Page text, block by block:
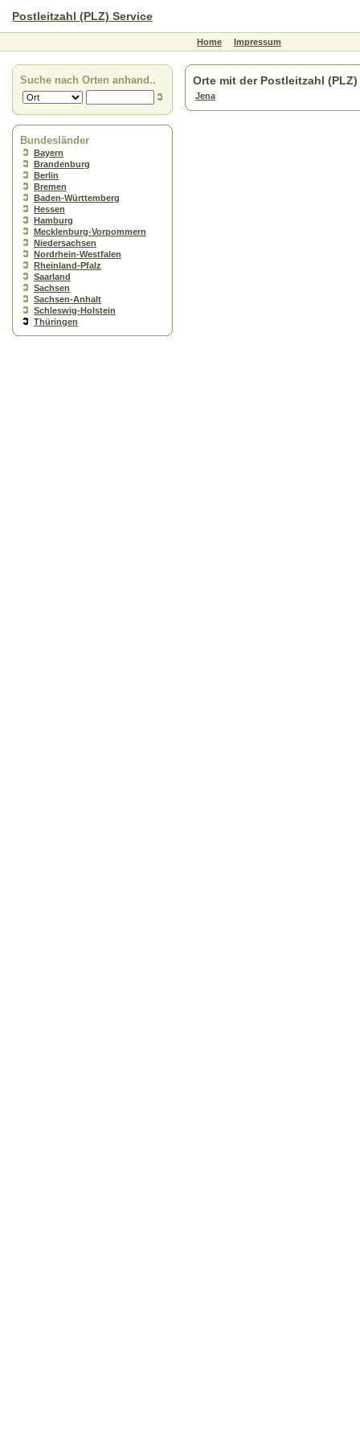
Postleitzahl (PLZ) Service
Home Impressum
Suche nach Orten anhand..
Bundesländer
Bayern
Brandenburg
Berlin
Bremen
Baden-Württemberg
Hessen
Hamburg
Mecklenburg-Vorpommern
Niedersachsen
Nordrhein-Westfalen
Rheinland-Pfalz
Saarland
Sachsen
Sachsen-Anhalt
Schleswig-Holstein
Thüringen
Orte mit der Postleitzahl (PLZ)
Jena